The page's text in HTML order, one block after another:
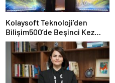
Kolaysoft Teknoloji’den
Bilişim500’de Beşinci Kez
Zirve Başarısı